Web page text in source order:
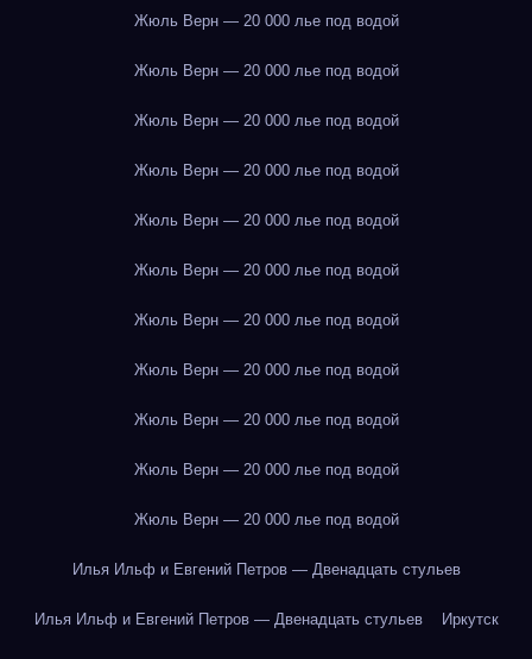
Жюль Верн — 20 000 лье под водой
Жюль Верн — 20 000 лье под водой
Жюль Верн — 20 000 лье под водой
Жюль Верн — 20 000 лье под водой
Жюль Верн — 20 000 лье под водой
Жюль Верн — 20 000 лье под водой
Жюль Верн — 20 000 лье под водой
Жюль Верн — 20 000 лье под водой
Жюль Верн — 20 000 лье под водой
Жюль Верн — 20 000 лье под водой
Жюль Верн — 20 000 лье под водой
Илья Ильф и Евгений Петров — Двенадцать стульев
Илья Ильф и Евгений Петров — Двенадцать стульев Иркутск